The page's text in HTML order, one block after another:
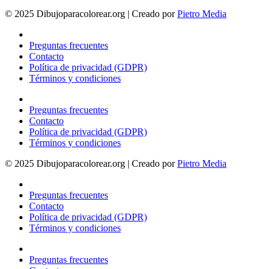
© 2025 Dibujoparacolorear.org | Creado porPietro Media
Preguntas frecuentes
Contacto
Política de privacidad (GDPR)
Términos y condiciones
Preguntas frecuentes
Contacto
Política de privacidad (GDPR)
Términos y condiciones
© 2025 Dibujoparacolorear.org | Creado porPietro Media
Preguntas frecuentes
Contacto
Política de privacidad (GDPR)
Términos y condiciones
Preguntas frecuentes